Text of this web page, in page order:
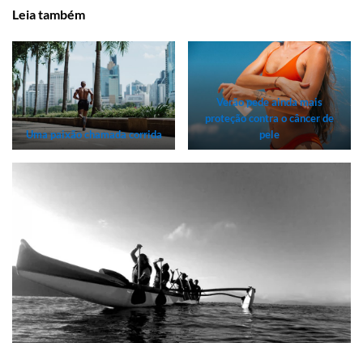
Leia também
Uma paixão chamada corrida
Verão pede ainda mais
proteção contra o câncer de
pele